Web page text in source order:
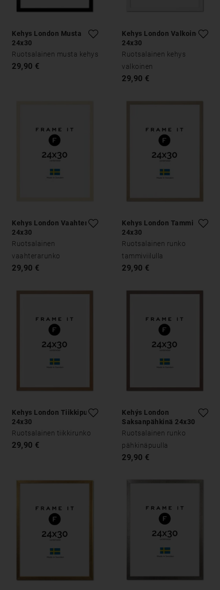
Kehys London Musta
24x30
Ruotsalainen musta kehys
29,90 €
Kehys London Valkoinen
24x30
Ruotsalainen kehys
valkoinen
29,90 €
Kehys London Vaahtera
24x30
Ruotsalainen
vaahterarunko
29,90 €
Kehys London Tammi
24x30
Ruotsalainen runko
tammiviilulla
29,90 €
Kehys London Tiikkipuu
24x30
Ruotsalainen tiikkirunko
29,90 €
Kehýs London
Saksanpähkinä 24x30
Ruotsalainen runko
pähkinäpuulla
29,90 €